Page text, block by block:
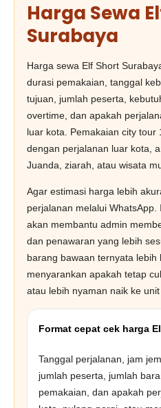
Harga Sewa
Surabaya
Harga sewa Elf Short
durasi pemakaian, tanggal
tujuan, jumlah peserta,
overtime, dan apakah
luar kota. Pemakaian city tour
dengan perjalanan luar kota,
Juanda, ziarah, atau wisata
Agar estimasi harga lebih
perjalanan melalui
akan membantu admin
dan penawaran yang lebih
barang bawaan ternyata lebih
menyarankan apakah tetap
atau lebih nyaman naik ke unit
Format cepat cek harga
Tanggal perjalanan, jam
jumlah peserta, jumlah
pemakaian, dan apakah